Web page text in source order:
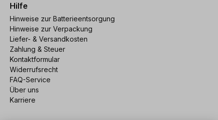
Hilfe
Hinweise zur Batterieentsorgung
Hinweise zur Verpackung
Liefer- & Versandkosten
Zahlung & Steuer
Kontaktformular
Widerrufsrecht
FAQ-Service
Über uns
Karriere